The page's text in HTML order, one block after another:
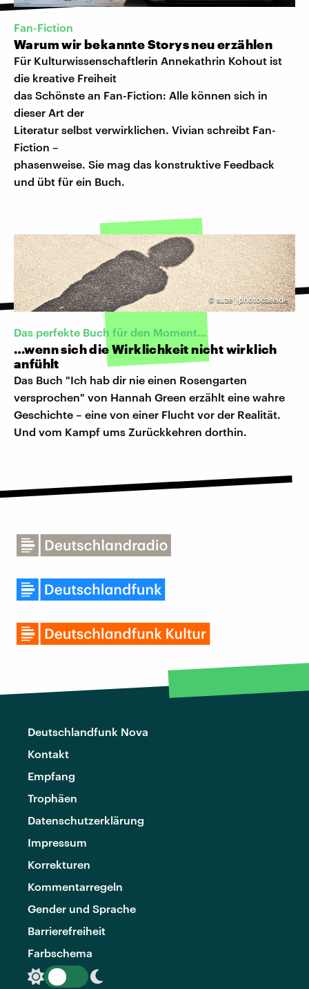
Fan-Fiction
Warum wir bekannte Storys neu erzählen
Für Kulturwissenschaftlerin Annekathrin Kohout ist
die kreative Freiheit
das Schönste an Fan-Fiction: Alle können sich in
dieser Art der
Literatur selbst verwirklichen. Vivian schreibt Fan-
Fiction –
phasenweise. Sie mag das konstruktive Feedback
und übt für ein Buch.
©suze | photocase.de
Das perfekte Buch für den Moment…
…wenn sich die Wirklichkeit nicht wirklich
anfühlt
Das Buch "Ich hab dir nie einen Rosengarten
versprochen" von Hannah Green erzählt eine wahre
Geschichte – eine von einer Flucht vor der Realität.
Und vom Kampf ums Zurückkehren dorthin.
Deutschlandfunk Nova
Kontakt
Empfang
Trophäen
Datenschutzerklärung
Impressum
Korrekturen
Kommentarregeln
Gender und Sprache
Barrierefreiheit
Farbschema